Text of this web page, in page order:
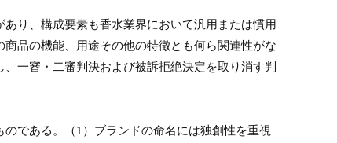
り、構成要素も香水業界において汎用または慣用
品の機能、用途その他の特徴とも何ら関連性がな
一審・二審判決および被訴拒絶決定を取り消す判
のである。（1 ）ブランドの命名には独創性を重視